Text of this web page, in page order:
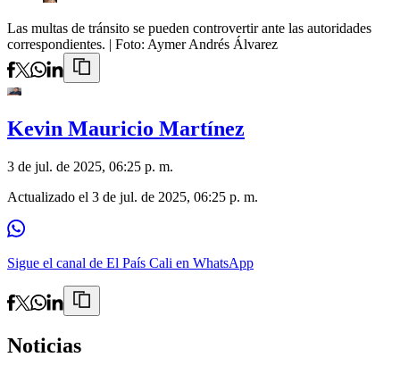
Las multas de tránsito se pueden controvertir ante las autoridades
correspondientes. | Foto: Aymer Andrés Álvarez
Kevin Mauricio Martínez
3 de jul. de 2025, 06:25 p. m.
Actualizado el 3 de jul. de 2025, 06:25 p. m.
Sigue el canal de El País Cali en WhatsApp
Noticias